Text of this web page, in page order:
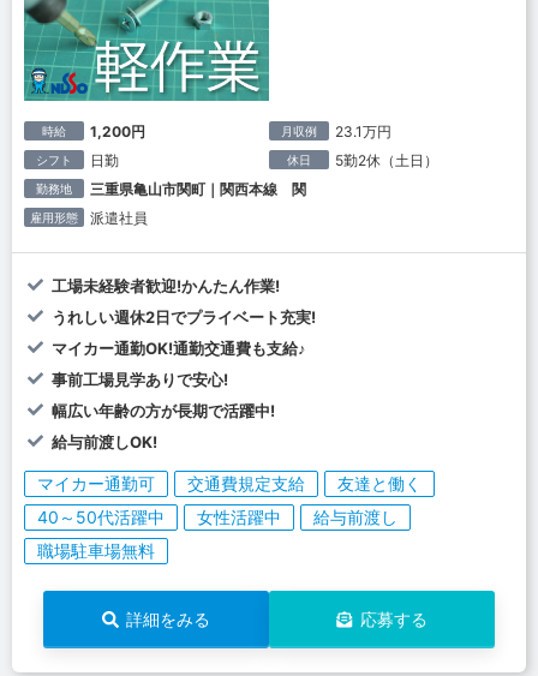
時給 1,200円 月収例 23.1万円
シフト 日勤 休日 5勤2休（土日）
勤務地 三重県亀山市関町｜関西本線 関
雇用形態 派遣社員
工場未経験者歓迎!かんたん作業!
うれしい週休2日でプライベート充実!
マイカー通勤OK!通勤交通費も支給♪
事前工場見学ありで安心!
幅広い年齢の方が長期で活躍中!
給与前渡しOK!
マイカー通勤可 交通費規定支給
友達と働く
40～50代活躍中
女性活躍中
給与前渡し
職場駐車場無料
詳細をみる 応募する